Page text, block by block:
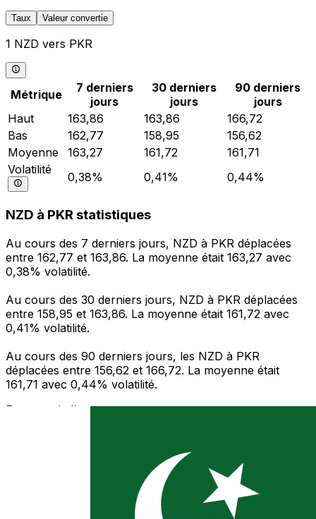
Taux Valeur convertie
1 NZD vers PKR
Métrique
7 derniers
jours
30 derniers
jours
90 derniers
jours
Haut
163,86 163,86
166,72
Bas
162,77 158,95
156,62
Moyenne
163,27 161,72
161,71
Volatilité
0,38% 0,41% 0,44%
NZD à PKR statistiques
Au cours des 7 derniers jours, NZD à PKR déplacées
entre 162,77 et 163,86. La moyenne était 163,27 avec
0,38% volatilité.
Au cours des 30 derniers jours, NZD à PKR déplacées
entre 158,95 et 163,86. La moyenne était 161,72 avec
0,41% volatilité.
Au cours des 90 derniers jours, les NZD à PKR
déplacées entre 156,62 et 166,72. La moyenne était
161,71 avec 0,44% volatilité.
Envoyer de l’argent
L'application Xe réunit toutes les fonctionnalités
nécessaires pour vos transferts d'argent internationaux
et la gestion de vos devises. Convertissez des devises,